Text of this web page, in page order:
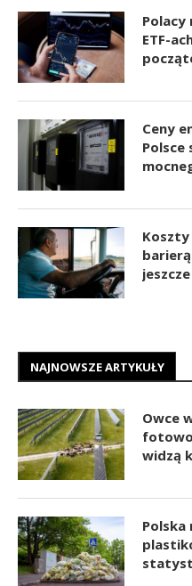
Polacy
ETF-
Ceny
Polsce
Koszty
NAJNOWSZE ARTYKUŁY
Owce
widzą
Polska